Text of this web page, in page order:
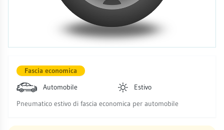
Fascia economica
Automobile
Estivo
Pneumatico estivo di fascia economica per automobile